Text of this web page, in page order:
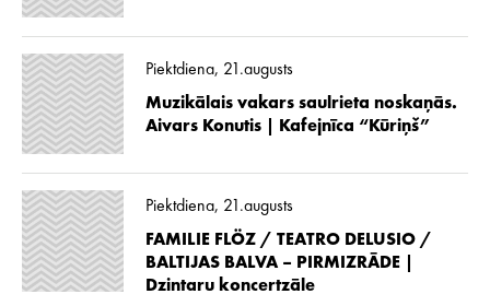
Piektdiena, 21.augusts
Muzikālais vakars saulrieta noskaņās.
Aivars Konutis | Kafejnīca “Kūriņš”
Piektdiena, 21.augusts
FAMILIE FLÖZ / TEATRO DELUSIO /
BALTIJAS BALVA – PIRMIZRĀDE |
Dzintaru koncertzāle